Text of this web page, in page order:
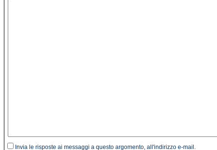
Invia le risposte ai messaggi a questo argomento, all'indirizzo e-mail.